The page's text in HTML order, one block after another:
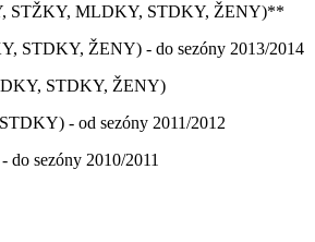
STŽKY, MLDKY, STDKY, ŽENY)**
STDKY, ŽENY) - do sezóny 2013/2014
STDKY, ŽENY)
- od sezóny 2011/2012
sezóny 2010/2011